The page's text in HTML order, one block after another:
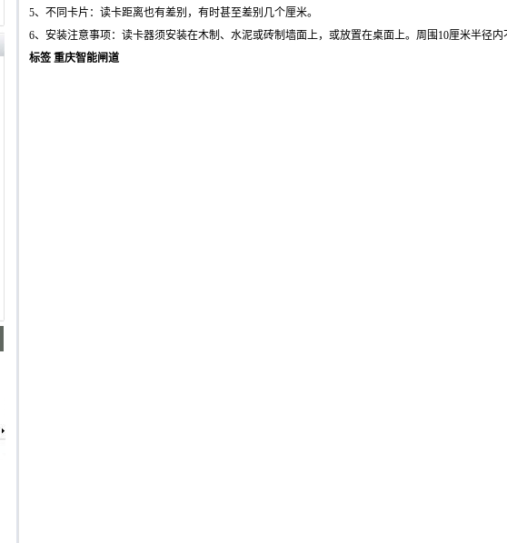
5、不同卡片：读卡距离也有差别，有时甚至差别几个厘米。
6、安装注意事项：读卡器须安装在木制、水泥或砖制墙面上，或放置在桌面上。周围10厘米半径内
标签 重庆智能闸道